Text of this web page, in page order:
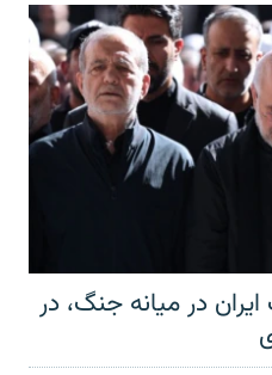
در میانه جنگ، در